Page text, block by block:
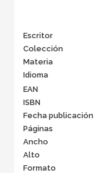
Escritor
Colección
Materia
Idioma
EAN
ISBN
Fecha publicación
Páginas
Ancho
Alto
Formato